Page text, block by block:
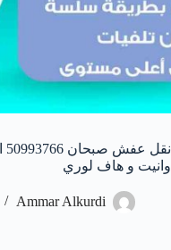
وانيت و هاف لوري
Ammar Alkurdi